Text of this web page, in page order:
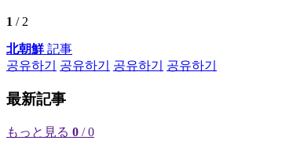
1 / 2
北朝鮮記事
공유하기
공유하기 공유하기 공유하기
最新記事
もっと見る 0 / 0